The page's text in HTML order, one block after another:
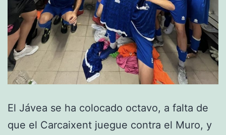
El Jávea se ha colocado octavo, a falta de
que el Carcaixent juegue contra el Muro, y